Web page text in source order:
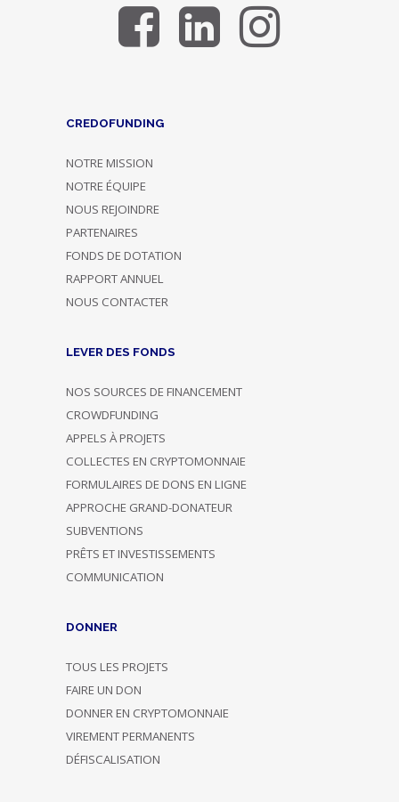
CREDOFUNDING
NOTRE MISSION
NOTRE ÉQUIPE
NOUS REJOINDRE
PARTENAIRES
FONDS DE DOTATION
RAPPORT ANNUEL
NOUS CONTACTER
LEVER DES FONDS
NOS SOURCES DE FINANCEMENT
CROWDFUNDING
APPELS À PROJETS
COLLECTES EN CRYPTOMONNAIE
FORMULAIRES DE DONS EN LIGNE
APPROCHE GRAND-DONATEUR
SUBVENTIONS
PRÊTS ET INVESTISSEMENTS
COMMUNICATION
DONNER
TOUS LES PROJETS
FAIRE UN DON
DONNER EN CRYPTOMONNAIE
VIREMENT PERMANENTS
DÉFISCALISATION